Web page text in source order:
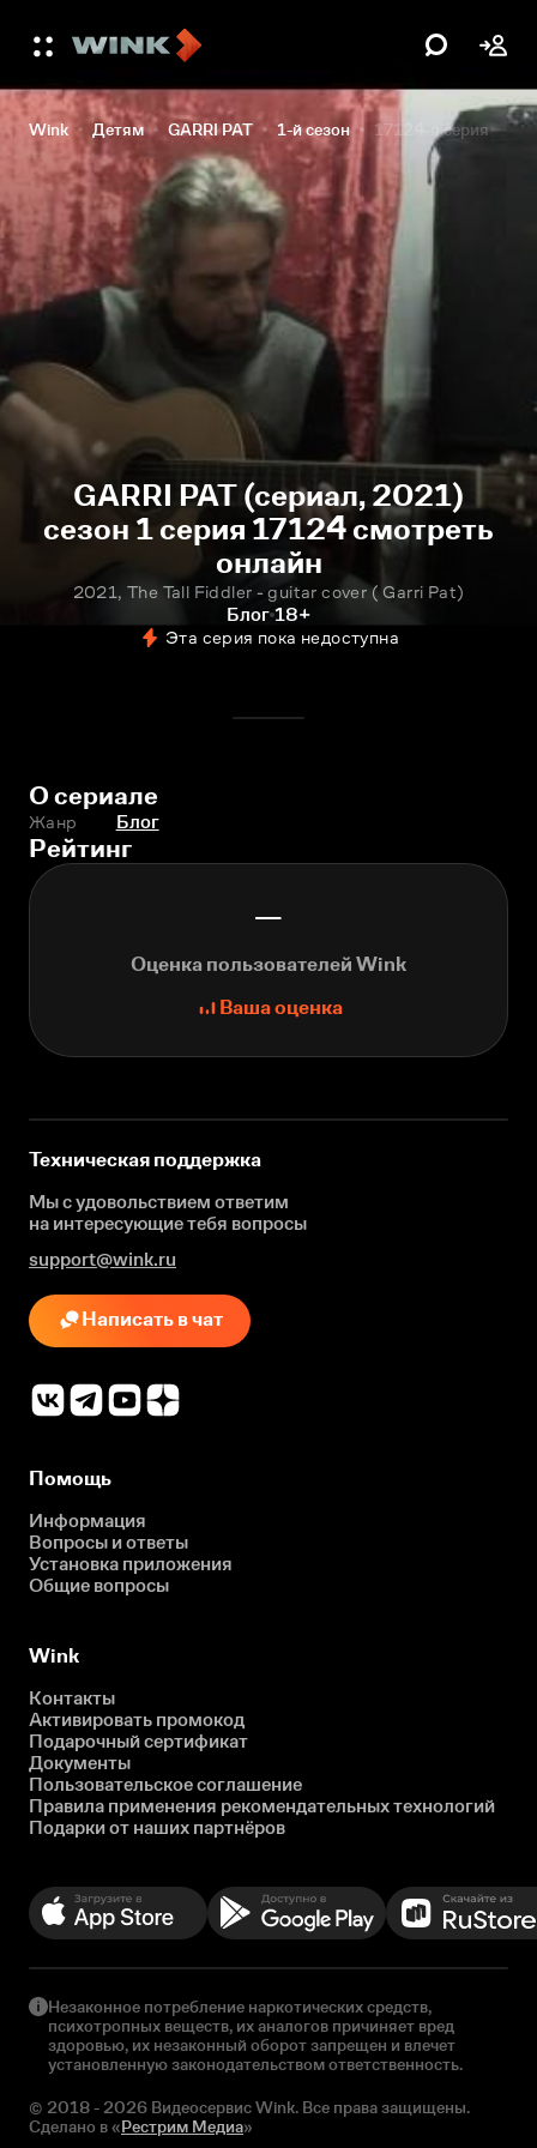
Wink Детям GARRI PAT 1-й сезон 17124-я серия
GARRI PAT (сериал, 2021)
сезон 1 серия 17124 смотреть
онлайн
2021, The Tall Fiddler - guitar cover ( Garri Pat)
Блог 18+
Эта серия пока недоступна
О сериале
Жанр Блог
Рейтинг
—
Оценка пользователей Wink
Ваша оценка
Техническая поддержка
Мы с удовольствием ответим
на интересующиетебя вопросы
support@wink.ru
Написать в чат
Помощь
Информация
Вопросы и ответы
Установка приложения
Общие вопросы
Wink
Контакты
Активировать промокод
Подарочный сертификат
Документы
Пользовательское соглашение
Правила применения рекомендательных технологий
Подарки от наших партнёров
Незаконное потребление наркотических средств,
психотропных веществ, их аналогов причиняет вред
здоровью, их незаконный оборот запрещен и влечет
установленную законодательством ответственность.
© 2018 - 2026 Видеосервис Wink. Все права защищены.
Сделано в «Рестрим Медиа»